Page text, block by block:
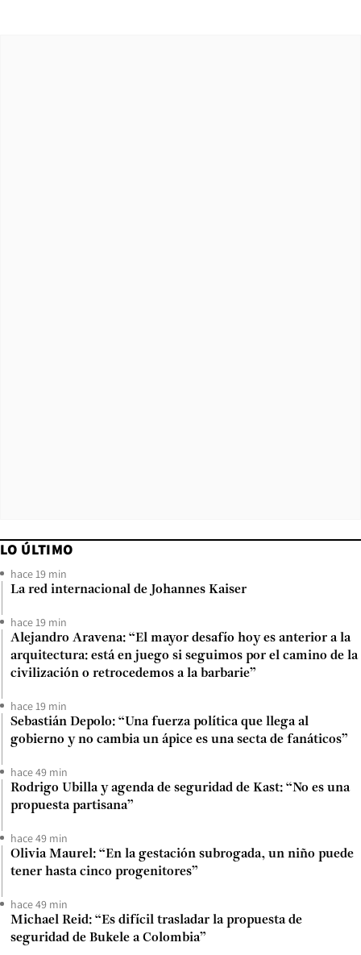
LO ÚLTIMO
hace 19 min
La red internacional de Johannes Kaiser
hace 19 min
Alejandro Aravena: “El mayor desafío hoy es anterior a la
arquitectura: está en juego si seguimos por el camino de la
civilización o retrocedemos a la barbarie”
hace 19 min
Sebastián Depolo: “Una fuerza política que llega al
gobierno y no cambia un ápice es una secta de fanáticos”
hace 49 min
Rodrigo Ubilla y agenda de seguridad de Kast: “No es una
propuesta partisana”
hace 49 min
Olivia Maurel: “En la gestación subrogada, un niño puede
tener hasta cinco progenitores”
hace 49 min
Michael Reid: “Es difícil trasladar la propuesta de
seguridad de Bukele a Colombia”